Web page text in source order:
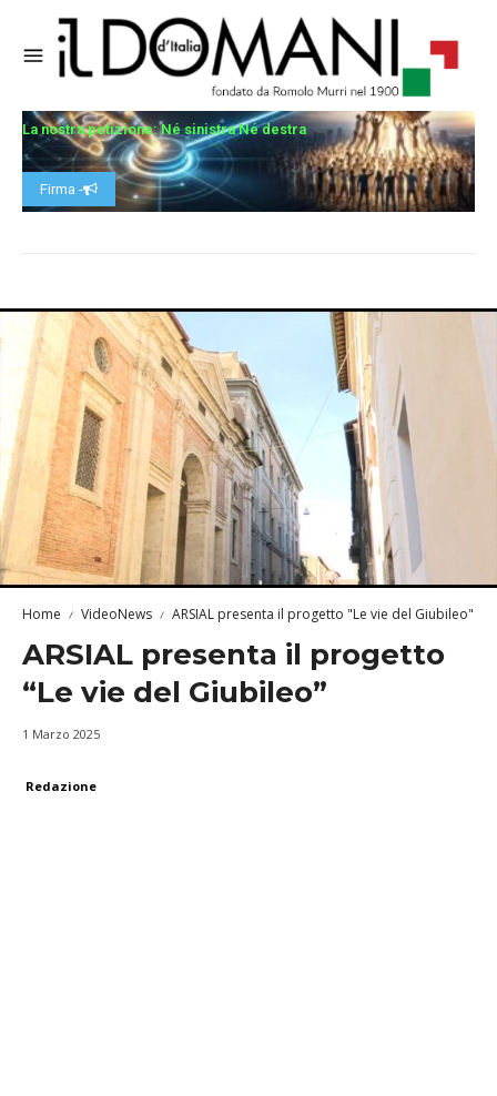
La nostra petizione: Né sinistra Né destra
Firma -
Home VideoNews ARSIAL presenta il progetto "Le vie del Giubileo"
ARSIAL presenta il progetto
“Le vie del Giubileo”
1 Marzo 2025
Redazione